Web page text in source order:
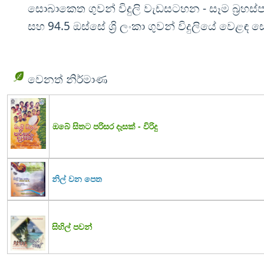
සොබාකෙත ගුවන් විදුලි වැඩසටහන - සෑම
සහ 94.5 ඔස්සේ ශ්‍රි ලංකා ගුවන් විදුලියේ වෙළඳ
වෙනත් නිර්මාණ
ඔබේ සිතට පරිසර දෑසක් - විරිදු
නිල් වන පෙත
සිහිල් පවන්